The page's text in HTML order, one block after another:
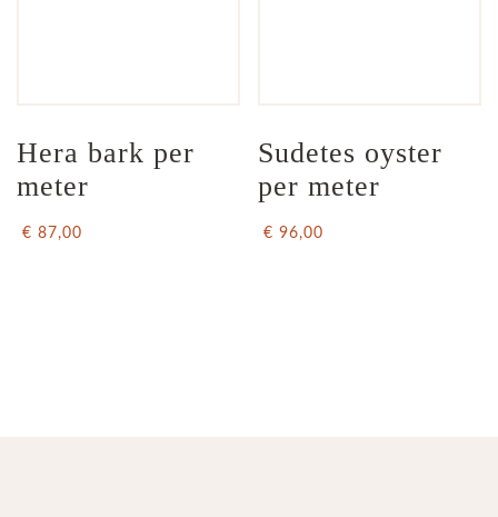
Hera bark per
meter
€ 87,00
Sudetes oyster
per meter
€ 96,00